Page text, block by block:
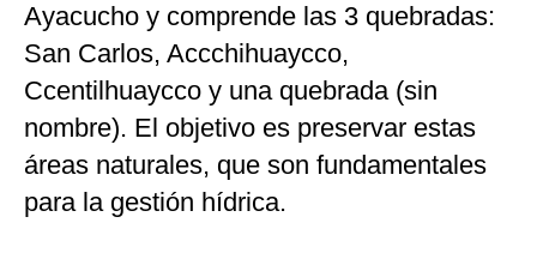
Ayacucho y comprende las 3 quebradas:
San Carlos, Accchihuaycco,
Ccentilhuaycco y una quebrada (sin
nombre). El objetivo es preservar estas
áreas naturales, que son fundamentales
para la gestión hídrica.